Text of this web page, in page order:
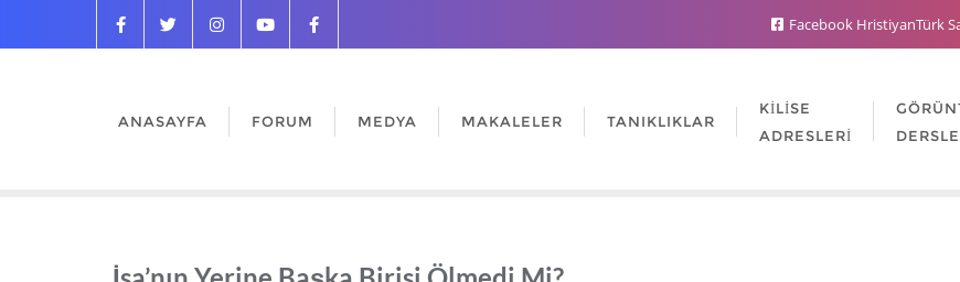
Facebook HristiyanTürk
ANASAYFA FORUM MEDYA MAKALELER TANIKLIKLAR
KILISE
ADRESLERI